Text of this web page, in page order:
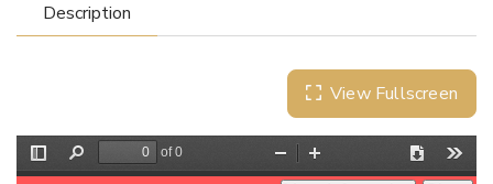
Description
View Fullscreen